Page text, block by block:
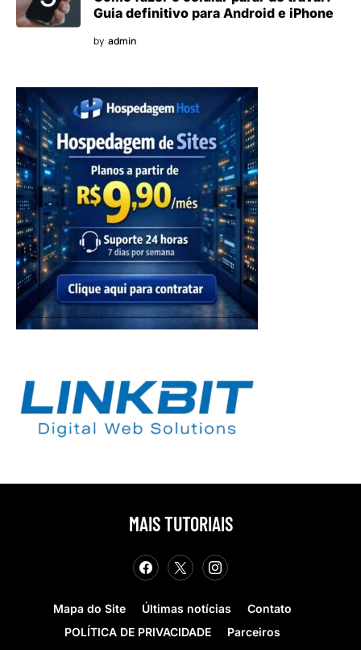
Guia definitivo para Android e iPhone
by admin
MAIS TUTORIAIS
Mapa do Site Últimas notícias
Contato
POLÍTICA DE PRIVACIDADE
Parceiros